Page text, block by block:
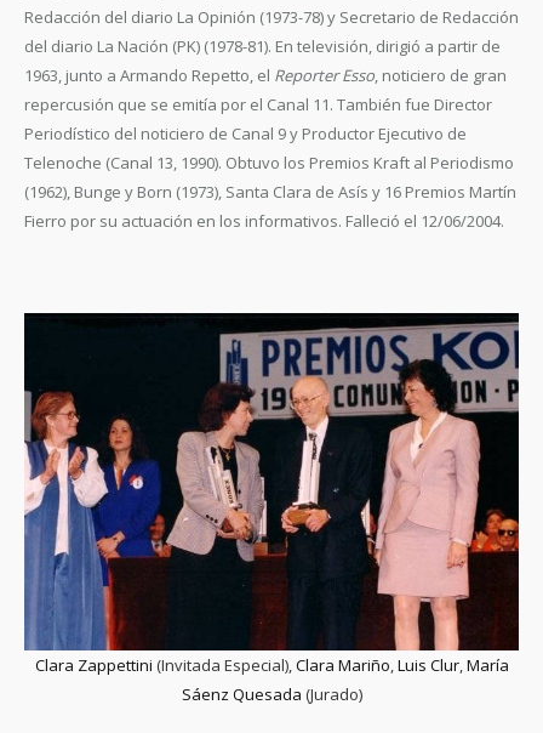
Redacción del diario La Opinión (1973-78) y Secretario de Redacción
del diario La Nación (PK) (1978-81). En televisión, dirigió a partir de
1963, junto a Armando Repetto, el Reporter Esso, noticiero de gran
repercusión que se emitía por el Canal 11. También fue Director
Periodístico del noticiero de Canal 9 y Productor Ejecutivo de
Telenoche (Canal 13, 1990). Obtuvo los Premios Kraft al Periodismo
(1962), Bunge y Born (1973), Santa Clara de Asís y 16 Premios Martín
Fierro por su actuación en los informativos. Falleció el 12/06/2004.
Clara Zappettini (Invitada Especial),Clara Mariño,Luis Clur,María
Sáenz Quesada (Jurado)